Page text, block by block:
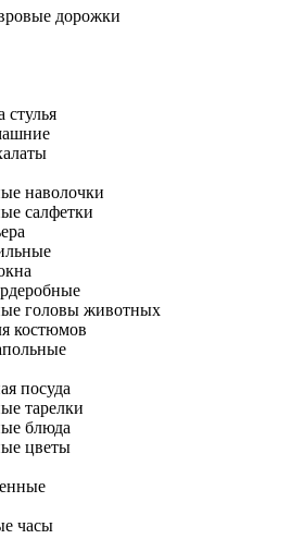
дорожки
наволочки
салфетки
головы животных
костюмов
посуда
тарелки
блюда
цветы
часы